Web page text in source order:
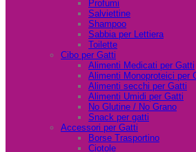
Profumi
Salviettine
Shampoo
Sabbia per Lettiera
Toilette
Cibo per Gatti
Alimenti Medicati per Gatti
Alimenti Monoproteici per
Alimenti secchi per Gatti
Alimenti Umidi per Gatti
No Glutine / No Grano
Snack per gatti
Accessori per Gatti
Borse Trasportino
Ciotole